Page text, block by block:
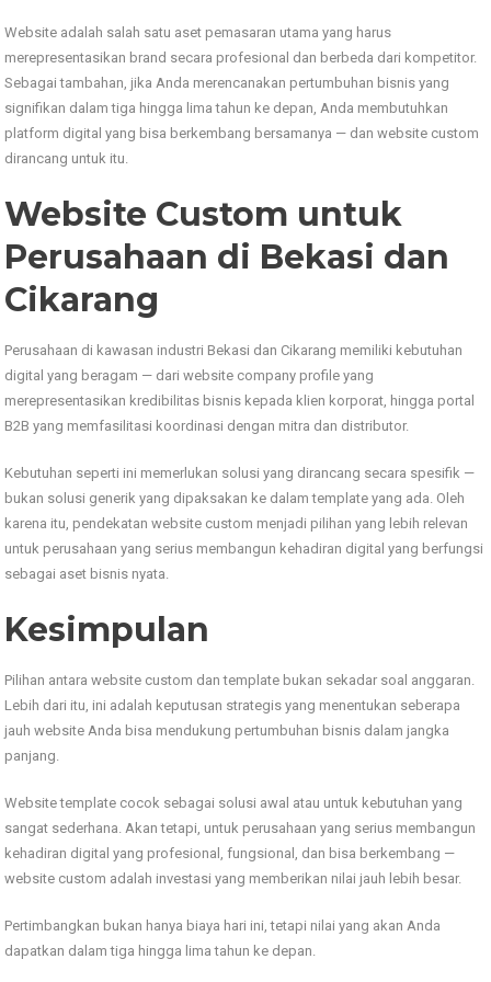
Website adalah salah satu aset pemasaran utama yang harus
merepresentasikan brand secara profesional dan berbeda dari kompetitor.
Sebagai tambahan, jika Anda merencanakan pertumbuhan bisnis yang
signifikan dalam tiga hingga lima tahun ke depan, Anda membutuhkan
platform digital yang bisa berkembang bersamanya — dan website custom
dirancang untuk itu.
Website Custom untuk
Perusahaan di Bekasi dan
Cikarang
Perusahaan di kawasan industri Bekasi dan Cikarang memiliki kebutuhan
digital yang beragam — dari website company profile yang
merepresentasikan kredibilitas bisnis kepada klien korporat, hingga portal
B2B yang memfasilitasi koordinasi dengan mitra dan distributor.
Kebutuhan seperti ini memerlukan solusi yang dirancang secara spesifik —
bukan solusi generik yang dipaksakan ke dalam template yang ada. Oleh
karena itu, pendekatan website custom menjadi pilihan yang lebih relevan
untuk perusahaan yang serius membangun kehadiran digital yang berfungsi
sebagai aset bisnis nyata.
Kesimpulan
Pilihan antara website custom dan template bukan sekadar soal anggaran.
Lebih dari itu, ini adalah keputusan strategis yang menentukan seberapa
jauh website Anda bisa mendukung pertumbuhan bisnis dalam jangka
panjang.
Website template cocok sebagai solusi awal atau untuk kebutuhan yang
sangat sederhana. Akan tetapi, untuk perusahaan yang serius membangun
kehadiran digital yang profesional, fungsional, dan bisa berkembang —
website custom adalah investasi yang memberikan nilai jauh lebih besar.
Pertimbangkan bukan hanya biaya hari ini, tetapi nilai yang akan Anda
dapatkan dalam tiga hingga lima tahun ke depan.